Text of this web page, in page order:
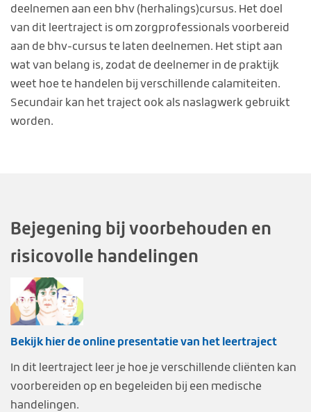
deelnemen aan een bhv (herhalings)cursus. Het doel
van dit leertraject is om zorgprofessionals voorbereid
aan de bhv-cursus te laten deelnemen. Het stipt aan
wat van belang is, zodat de deelnemer in de praktijk
weet hoe te handelen bij verschillende calamiteiten.
Secundair kan het traject ook als naslagwerk gebruikt
worden.
Bejegening bij voorbehouden en
risicovolle handelingen
Bekijk hier de online presentatie van het leertraject
In dit leertraject leer je hoe je verschillende cliënten kan
voorbereiden op en begeleiden bij een medische
handelingen.